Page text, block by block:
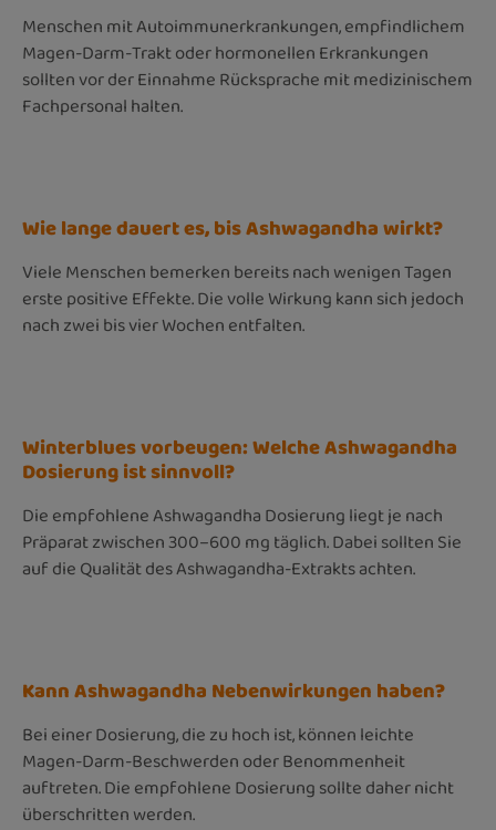
Menschen mit Autoimmunerkrankungen, empfindlichem
Magen-Darm-Trakt oder hormonellen Erkrankungen
sollten vor der Einnahme Rücksprache mit medizinischem
Fachpersonal halten.
Wie lange dauert es, bis Ashwagandha wirkt?
Viele Menschen bemerken bereits nach wenigen Tagen
erste positive Effekte. Die volle Wirkung kann sich jedoch
nach zwei bis vier Wochen entfalten.
Winterblues vorbeugen: Welche Ashwagandha
Dosierung ist sinnvoll?
Die empfohlene Ashwagandha Dosierung liegt je nach
Präparat zwischen 300–600 mg täglich. Dabei sollten Sie
auf die Qualität des Ashwagandha-Extrakts achten.
Kann Ashwagandha Nebenwirkungen haben?
Bei einer Dosierung, die zu hoch ist, können leichte
Magen-Darm-Beschwerden oder Benommenheit
auftreten. Die empfohlene Dosierung sollte daher nicht
überschritten werden.